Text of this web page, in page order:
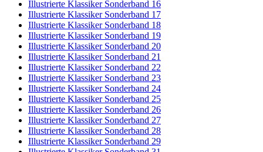
Illustrierte Klassiker Sonderband 16
Illustrierte Klassiker Sonderband 17
Illustrierte Klassiker Sonderband 18
Illustrierte Klassiker Sonderband 19
Illustrierte Klassiker Sonderband 20
Illustrierte Klassiker Sonderband 21
Illustrierte Klassiker Sonderband 22
Illustrierte Klassiker Sonderband 23
Illustrierte Klassiker Sonderband 24
Illustrierte Klassiker Sonderband 25
Illustrierte Klassiker Sonderband 26
Illustrierte Klassiker Sonderband 27
Illustrierte Klassiker Sonderband 28
Illustrierte Klassiker Sonderband 29